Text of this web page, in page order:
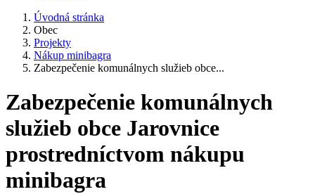
Úvodná stránka
Obec
Projekty
Nákup minibagra
Zabezpečenie komunálnych služieb obce...
Zabezpečenie komunálnych
služieb obce Jarovnice
prostredníctvom nákupu
minibagra